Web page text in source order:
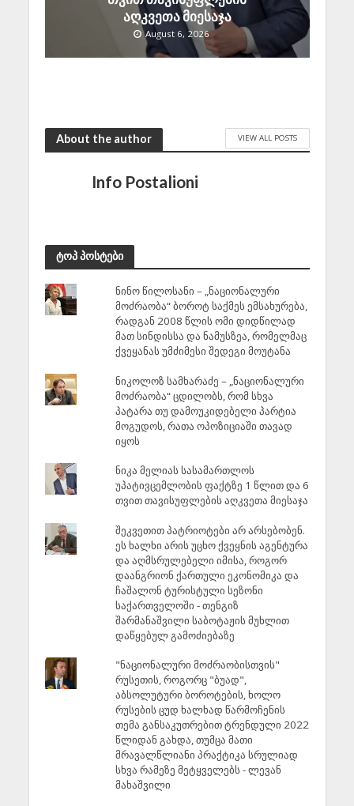
აღკვეთა მიესაჯა
August 6, 2026
About the author VIEW ALL POSTS
Info Postalioni
ტოპ პოსტები
ნინო წილოსანი – „ნაციონალური
მოძრაობა“ ბოროტ საქმეს ემსახურება,
რადგან 2008 წლის ომი დიდწილად
მათ სინდისსა და ნამუსზეა, რომელმაც
ქვეყანას უმძიმესი შედეგი მოუტანა
ნიკოლოზ სამხარაძე – „ნაციონალური
მოძრაობა“ ცდილობს, რომ სხვა
პატარა თუ დამოუკიდებელი პარტია
მოგუდოს, რათა ოპოზიციაში თავად
იყოს
ნიკა მელიას სასამართლოს
უპატივცემლობის ფაქტზე 1 წლით და 6
თვით თავისუფლების აღკვეთა მიესაჯა
შეკვეთით პატრიოტები არ არსებობენ.
ეს ხალხი არის უცხო ქვეყნის აგენტურა
და აღმსრულებელი იმისა, როგორ
დაანგრიონ ქართული ეკონომიკა და
ჩაშალონ ტურისტული სეზონი
საქართველოში - თენგიზ
შარმანაშვილი საბოტაჟის მუხლით
დაწყებულ გამოძიებაზე
"ნაციონალური მოძრაობისთვის"
რუსეთის, როგორც "ბუად",
აბსოლუტური ბოროტების, ხოლო
რუსების ცუდ ხალხად წარმოჩენის
თემა განსაკუთრებით ტრენდული 2022
წლიდან გახდა, თუმცა მათი
მრავალწლიანი პრაქტიკა სრულიად
სხვა რამეზე მეტყველებს - ლევან
მახაშვილი